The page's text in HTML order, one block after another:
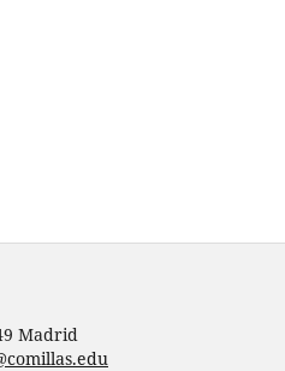
Madrid